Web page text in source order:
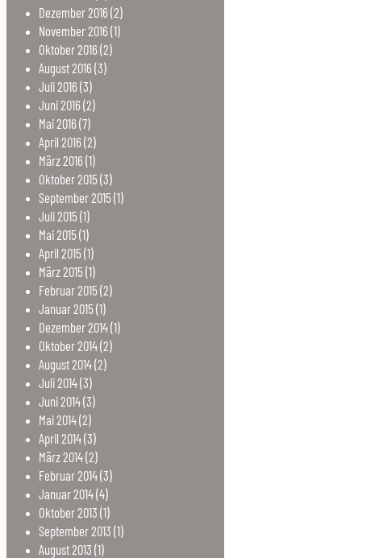
Dezember2016(2)
November2016(1)
Oktober2016(2)
August2016(3)
Juli2016(3)
Juni2016(2)
Mai2016(7)
April 2016(2)
März2016(1)
Oktober2015(3)
September2015(1)
Juli2015(1)
Mai2015(1)
April 2015(1)
März2015(1)
Februar2015(2)
Januar2015(1)
Dezember2014(1)
Oktober2014(2)
August2014(2)
Juli2014(3)
Juni2014(3)
Mai2014(2)
April 2014(3)
März2014(2)
Februar2014(3)
Januar2014(4)
Oktober2013 (1)
September2013 (1)
August2013 (1)